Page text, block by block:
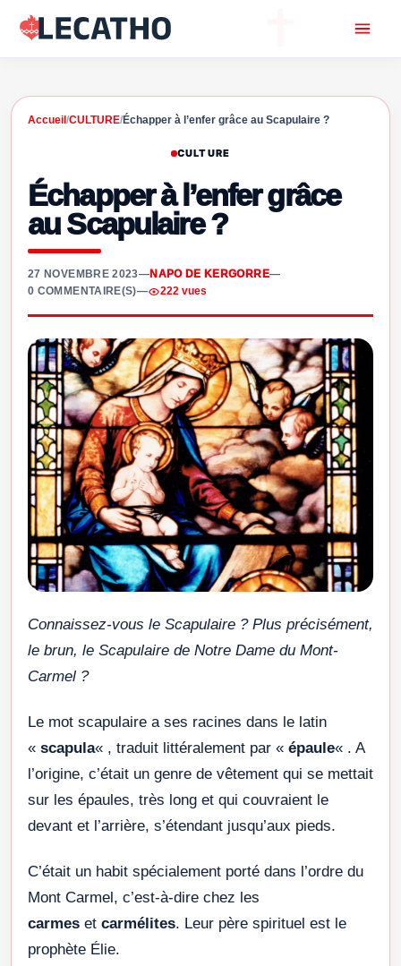
Accueil /CULTURE/Échapper à l’enfer grâce au Scapulaire ?
CULTURE
Échapper à l’enfer grâce
au Scapulaire ?
27 NOVEMBRE 2023—NAPO DE KERGORRE—
0 COMMENTAIRE(S)— 222 vues
Connaissez-vous le Scapulaire ? Plus précisément,
le brun, le Scapulaire de Notre Dame du Mont-
Carmel ?
Le mot scapulaire a ses racines dans le latin
« scapula« , traduit littéralement par « épaule« . A
l’origine, c’était un genre de vêtement qui se mettait
sur les épaules, très long et qui couvraient le
devant et l’arrière, s’étendant jusqu’aux pieds.
C’était un habit spécialement porté dans l’ordre du
Mont Carmel, c’est-à-dire chez les
carmes et carmélites. Leur père spirituel est le
prophète Élie.